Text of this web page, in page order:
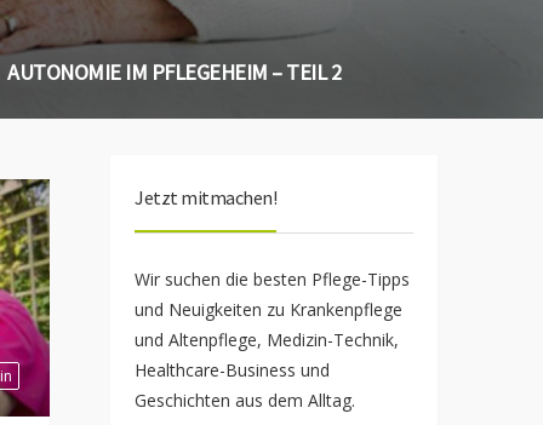
AUTONOMIE IM PFLEGEHEIM – TEIL 2
Jetzt mitmachen!
Wir suchen die besten Pflege-Tipps
und Neuigkeiten zu Krankenpflege
und Altenpflege, Medizin-Technik,
Healthcare-Business und
Geschichten aus dem Alltag.